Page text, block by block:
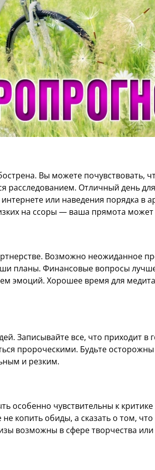
Вы можете почувствовать,
расследованием. Отличный день
или наведения порядка в
на ссоры — ваша прямота может
Возможно неожиданное
планы. Финансовые вопросы
эмоций. Хорошее время для
Записывайте все, что приходит в
пророческими. Будьте
и резким.
особенно чувствительны к
копить обиды, а сказать о том,
возможны в сфере творчества или